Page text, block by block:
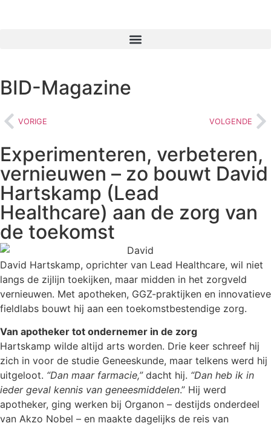
BID-Magazine
VORIGE VOLGENDE
Experimenteren, verbeteren,
vernieuwen – zo bouwt David
Hartskamp (Lead
Healthcare) aan de zorg van
de toekomst
David Hartskamp, oprichter van Lead Healthcare, wil niet
langs de zijlijn toekijken, maar midden in het zorgveld
vernieuwen. Met apotheken, GGZ-praktijken en innovatieve
fieldlabs bouwt hij aan een toekomstbestendige zorg.
Van apotheker tot ondernemer in de zorg
Hartskamp wilde altijd arts worden. Drie keer schreef hij
zich in voor de studie Geneeskunde, maar telkens werd hij
uitgeloot. “Dan maar farmacie,” dacht hij. “Dan heb ik in
ieder geval kennis van geneesmiddelen.” Hij werd
apotheker, ging werken bij Organon – destijds onderdeel
van Akzo Nobel – en maakte dagelijks de reis van